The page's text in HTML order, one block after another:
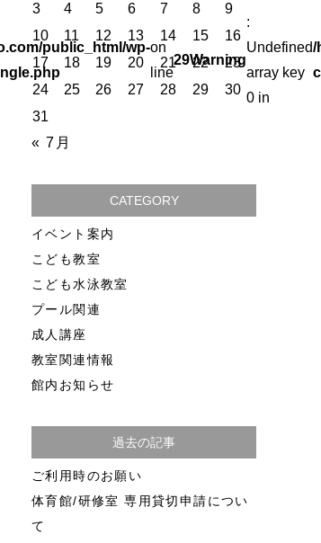
public_html/wp-on
line
29Warning
:
Undefined
array key
0 in
/
3
4 5 6 7 8
9
10
11 12 13 14 15
16
17
18 19 20 21 22
23
24
25 26 27 28 29
30
31
« 7月
CATEGORY
イベント案内
こども教室
こども水泳教室
プール関連
成人講座
教室関連情報
館内お知らせ
過去の記事
ご利用時のお願い
体育館/研修室 専用貸切申請につい
て